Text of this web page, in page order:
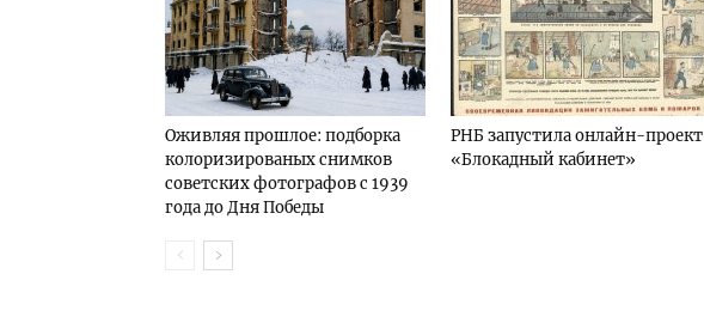
Оживляя прошлое: подборка
колоризированых снимков
советских фотографов с 1939
года до Дня Победы
РНБ запустила онлайн-проект
«Блокадный кабинет»